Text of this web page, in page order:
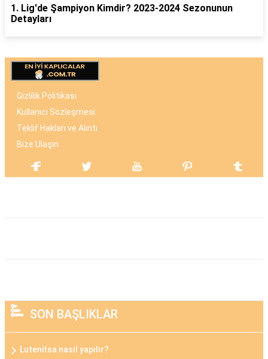
1. Lig'de Şampiyon Kimdir? 2023-2024 Sezonunun
Detayları
Gizlilik Politikası
Kullanıcı Sözleşmesi
Teklif Hakları ve Alıntı
Bize Ulaşın
SON BAŞLIKLAR
Lutenitsa nasıl yapılır?